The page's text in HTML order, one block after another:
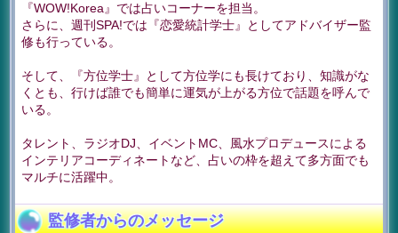
『WOW!Korea』では占いコーナーを担当。
さらに、週刊SPA!では『恋愛統計学士』としてアドバイザー監
修も行っている。
そして、『方位学士』として方位学にも長けており、知識がな
くとも、行けば誰でも簡単に運気が上がる方位で話題を呼んで
いる。
タレント、ラジオDJ、イベントMC、風水プロデュースによる
インテリアコーディネートなど、占いの枠を超えて多方面でも
マルチに活躍中。
監修者からのメッセージ